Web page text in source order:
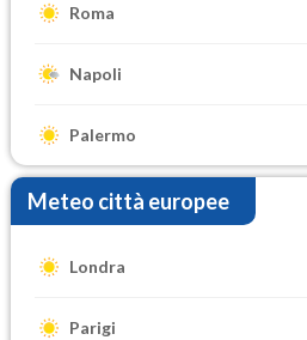
Roma
Napoli
Palermo
Meteo città europee
Londra
Parigi